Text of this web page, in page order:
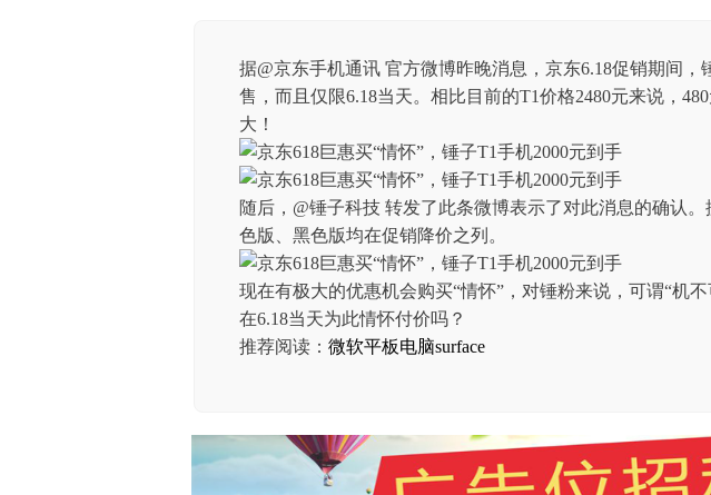
据@京东手机通讯 官方微博昨晚消息，京东6.18促销期间，
售，而且仅限6.18当天。相比目前的T1价格2480元来说，
大！
随后，@锤子科技 转发了此条微博表示了对此消息的确认。
色版、黑色版均在促销降价之列。
现在有极大的优惠机会购买“情怀”，对锤粉来说，可谓“机
在6.18当天为此情怀付价吗？
推荐阅读： 微软平板电脑surface